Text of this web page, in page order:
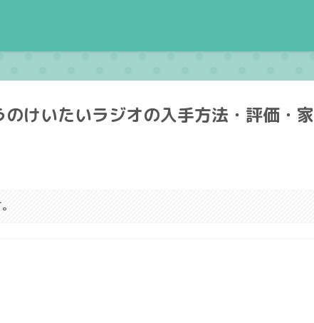
のけいたいラジオの入手方法・評価・家